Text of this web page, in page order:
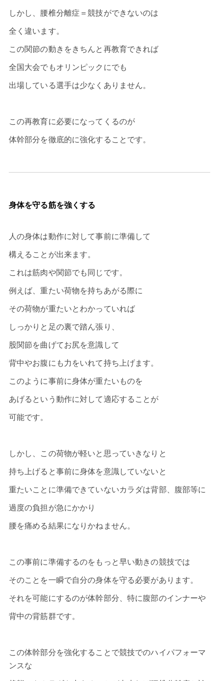
しかし、腰椎分離症＝競技ができないのは
全く違います。
この関節の動きをきちんと再教育できれば
全国大会でもオリンピックにでも
出場している選手は少なくありません。
この再教育に必要になってくるのが
体幹部分を徹底的に強化することです。
身体を守る筋を強くする
人の身体は動作に対して事前に準備して
構えることが出来ます。
これは筋肉や関節でも同じです。
例えば、重たい荷物を持ちあがる際に
その荷物が重たいとわかっていれば
しっかりと足の裏で踏ん張り、
股関節を曲げてお尻を意識して
背中やお腹にも力をいれて持ち上げます。
このように事前に身体が重たいものを
あげるという動作に対して適応することが
可能です。
しかし、この荷物が軽いと思っていきなりと
持ち上げると事前に身体を意識していないと
重たいことに準備できていないカラダは背部、腹部等に
過度の負担が急にかかり
腰を痛める結果になりかねません。
この事前に準備するのをもっと早い動きの競技では
そのことを一瞬で自分の身体を守る必要があります。
それを可能にするのが体幹部分、特に腹部のインナーや
背中の背筋群です。
この体幹部分を強化することで競技でのハイパフォーマ
ンスな